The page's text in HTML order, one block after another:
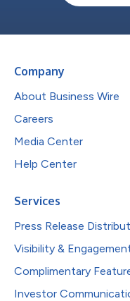
Company
About Business Wire
Careers
Media Center
Help Center
Services
Press Release
Visibility &
Complimentary
Investor